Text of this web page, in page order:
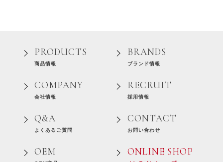
PRODUCTS
商品情報
BRANDS
ブランド情報
COMPANY
会社情報
RECRUIT
採用情報
Q&A
よくあるご質問
CONTACT
お問い合わせ
OEM ONLINE SHOP